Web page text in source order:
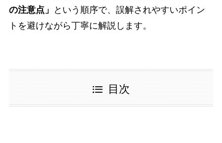
の注意点」
という順序で、誤解されやすいポイン
トを避けながら丁寧に解説します。
目次